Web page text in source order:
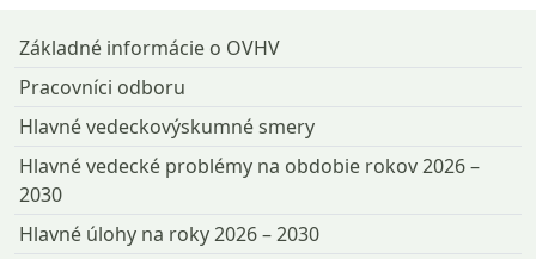
Základné informácie o OVHV
Pracovníci odboru
Hlavné vedeckovýskumné smery
Hlavné vedecké problémy na obdobie rokov 2026 –
2030
Hlavné úlohy na roky 2026 – 2030